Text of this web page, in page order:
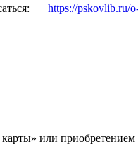
https://pskovlib.ru/
или приобретением